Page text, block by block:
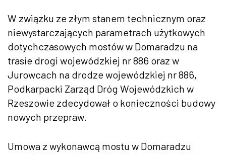
W związku ze złym stanem technicznym oraz
niewystarczających parametrach użytkowych
dotychczasowych mostów w Domaradzu na
trasie drogi wojewódzkiej nr 886 oraz w
Jurowcach na drodze wojewódzkiej nr 886,
Podkarpacki Zarząd Dróg Wojewódzkich w
Rzeszowie zdecydował o konieczności budowy
nowych przepraw.
Umowa z wykonawcą mostu w Domaradzu